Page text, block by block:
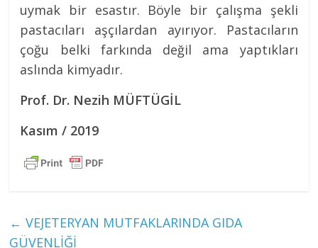
uymak bir esastır. Böyle bir çalışma şekli
pastacıları aşçılardan ayırıyor. Pastacıların
çoğu belki farkında değil ama yaptıkları
aslında kimyadır.
Prof. Dr. Nezih MÜFTÜGİL
Kasım / 2019
← VEJETERYAN MUTFAKLARINDA GIDA
GÜVENLİĞİ